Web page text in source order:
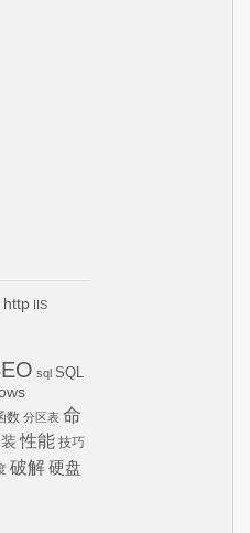
http IIS
sql SQL
数 分区表 命
性能 技巧
破解硬盘